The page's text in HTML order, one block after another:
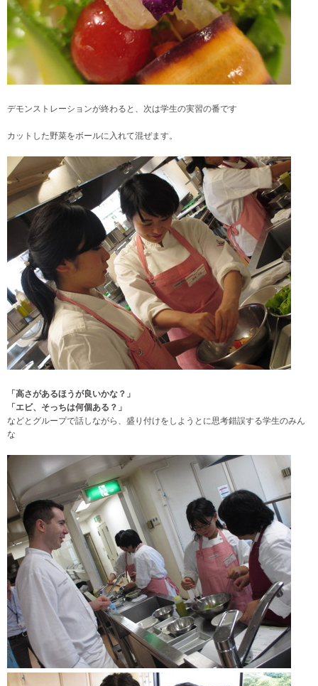
デモンストレーションが終わると、次は学生の実習の番です
カットした野菜をボールに入れて混ぜます。
「高さがあるほうが良いかな？」
「エビ、そっちは何個ある？」
などとグループで話しながら、盛り付けをしようとに思考錯誤する学生のみん
な